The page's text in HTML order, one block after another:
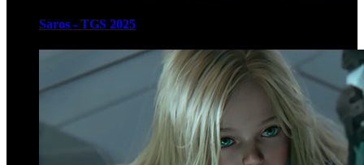
Saros - TGS 2025